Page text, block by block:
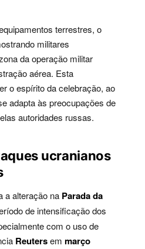
terrestres, o
militares
da operação militar
aérea. Esta
o espírito da celebração, ao
adapta às preocupações de
autoridades russas.
ucranianos
a alteração na Parada da
de intensificação dos
com o uso de
Reutersem março